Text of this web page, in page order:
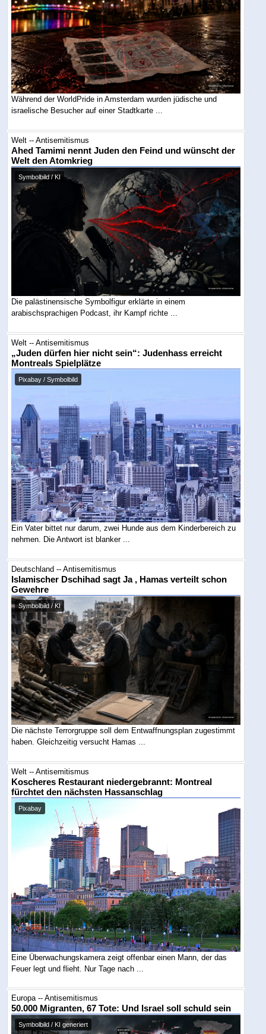
Während der WorldPride in Amsterdam wurden jüdische und
israelische Besucher auf einer Stadtkarte ...
Welt -- Antisemitismus
Ahed Tamimi nennt Juden den Feind und wünscht der
Welt den Atomkrieg
Symbolbild / KI
Die palästinensische Symbolfigur erklärte in einem
arabischsprachigen Podcast, ihr Kampf richte ...
Welt -- Antisemitismus
„Juden dürfen hier nicht sein“: Judenhass erreicht
Montreals Spielplätze
Pixabay / Symbolbild
Ein Vater bittet nur darum, zwei Hunde aus dem Kinderbereich zu
nehmen. Die Antwort ist blanker ...
Deutschland -- Antisemitismus
Islamischer Dschihad sagt Ja , Hamas verteilt schon
Gewehre
Symbolbild / KI
Die nächste Terrorgruppe soll dem Entwaffnungsplan zugestimmt
haben. Gleichzeitig versucht Hamas ...
Welt -- Antisemitismus
Koscheres Restaurant niedergebrannt: Montreal
fürchtet den nächsten Hassanschlag
Pixabay
Eine Überwachungskamera zeigt offenbar einen Mann, der das
Feuer legt und flieht. Nur Tage nach ...
Europa -- Antisemitismus
50.000 Migranten, 67 Tote: Und Israel soll schuld sein
Symbolbild / KI generiert